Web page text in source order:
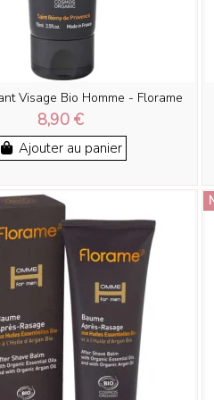
Visage Bio Homme - Florame
8,90 €
Ajouter au panier